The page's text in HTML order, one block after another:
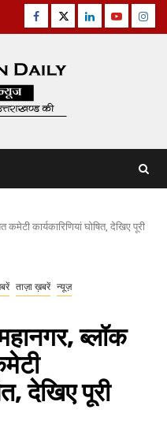
Facebook
TwitterLinkedinYoutube
कार्यकारिणियां घोषित, देखिए पूरी
ताज़ा ख़बरें न्यूज़
ब्लॉक
देखिए पूरी